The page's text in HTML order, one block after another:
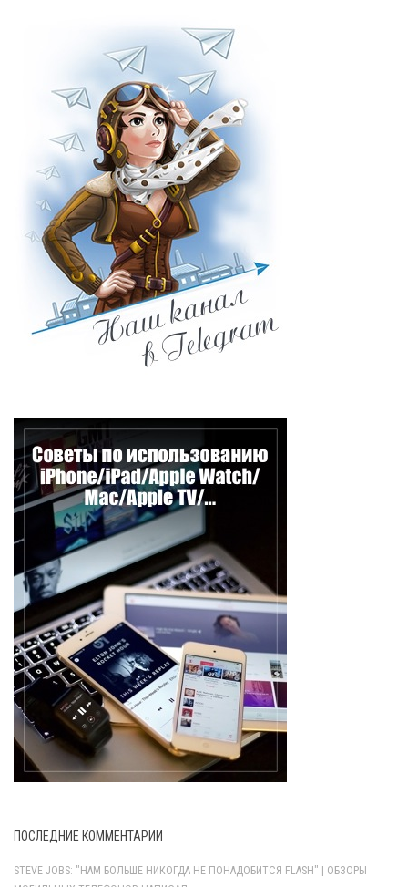
ПОСЛЕДНИЕ КОММЕНТАРИИ
STEVE JOBS: "НАМ БОЛЬШЕ НИКОГДА НЕ ПОНАДОБИТСЯ FLASH" | ОБЗОРЫ